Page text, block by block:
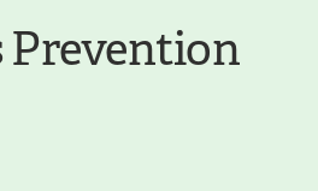
Prevention